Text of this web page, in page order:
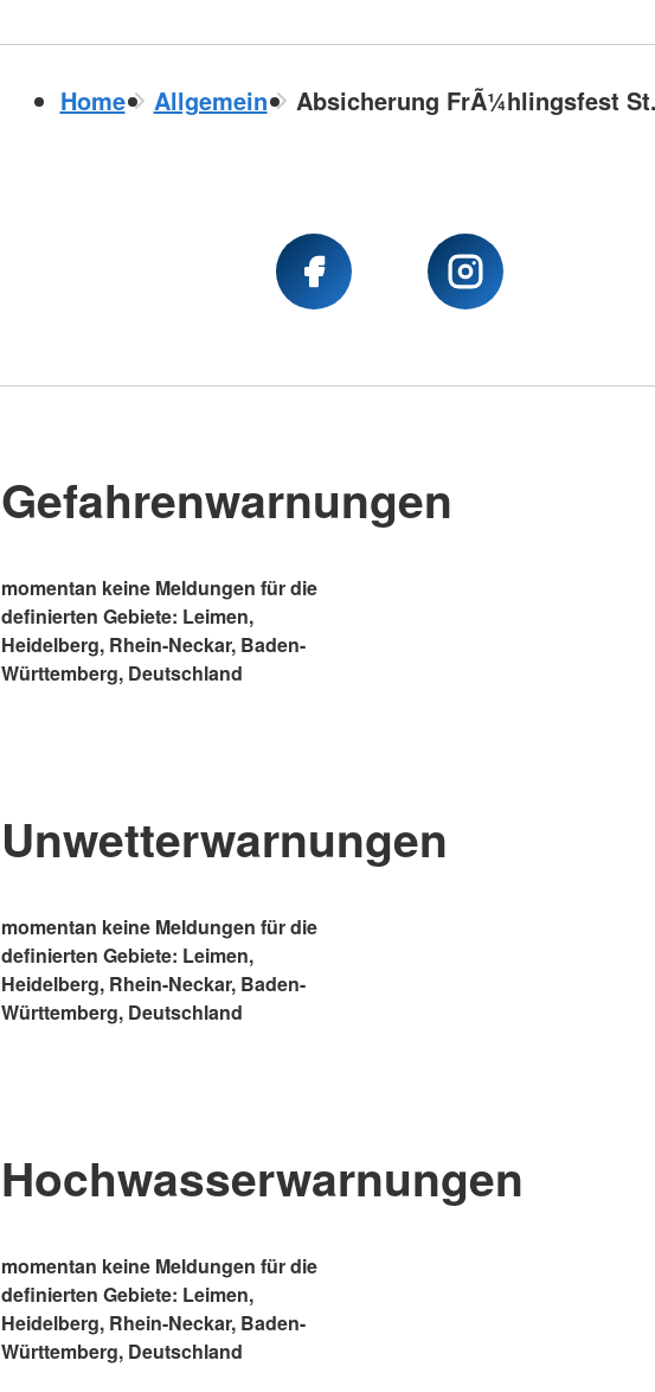
Home Allgemein Absicherung FrÃ¼hlingsfest
Gefahrenwarnungen
momentan keine Meldungen für die
definierten Gebiete: Leimen,
Heidelberg, Rhein-Neckar, Baden-
Württemberg, Deutschland
Unwetterwarnungen
momentan keine Meldungen für die
definierten Gebiete: Leimen,
Heidelberg, Rhein-Neckar, Baden-
Württemberg, Deutschland
Hochwasserwarnungen
momentan keine Meldungen für die
definierten Gebiete: Leimen,
Heidelberg, Rhein-Neckar, Baden-
Württemberg, Deutschland